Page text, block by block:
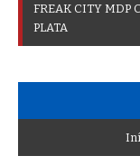
FREAK CITY MDP C
PLATA